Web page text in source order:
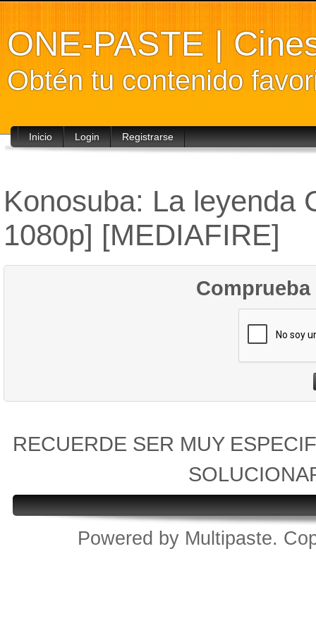
ONE-PASTE |
Obtén tu contenido
Inicio Login Registrarse
Konosuba: La leyenda
1080p] [MEDIAFIRE]
RECUERDE SER MUY
Powered by Multipaste.